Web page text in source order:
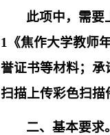
此项中，需要
1《焦作大学教师
誉证书等材料；承
扫描上传彩色扫描
二、基本要求